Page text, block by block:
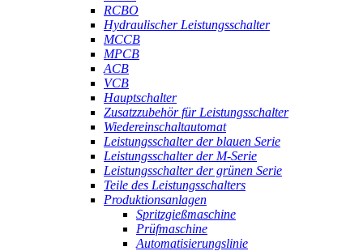
RCBO
Hydraulischer Leistungsschalter
MCCB
MPCB
ACB
VCB
Hauptschalter
Zusatzzubehör für Leistungsschalter
Wiedereinschaltautomat
Leistungsschalter der blauen Serie
Leistungsschalter der M-Serie
Leistungsschalter der grünen Serie
Teile des Leistungsschalters
Produktionsanlagen
Spritzgießmaschine
Prüfmaschine
Automatisierungslinie